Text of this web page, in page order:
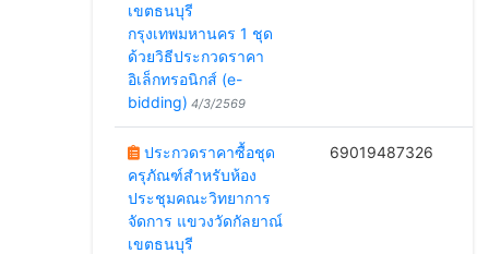
เขตธนบุรี
กรุงเทพมหานคร 1 ชุด
ด้วยวิธีประกวดราคา
อิเล็กทรอนิกส์ (e-
bidding) 4/3/2569
ประกวดราคาซื้อชุด
ครุภัณฑ์สำหรับห้อง
ประชุมคณะวิทยาการ
จัดการ แขวงวัดกัลยาณ์
เขตธนบุรี
69019487326